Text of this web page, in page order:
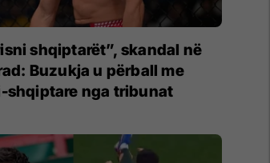
shqiptarët”, skandal në
Buzukja u përball me
shqiptare nga tribunat